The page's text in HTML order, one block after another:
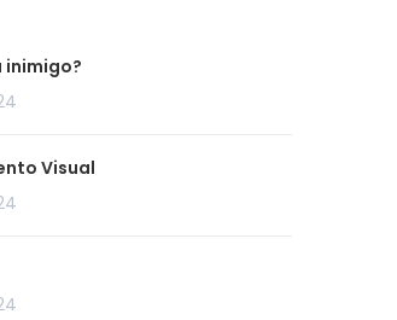
inimigo?
Visual